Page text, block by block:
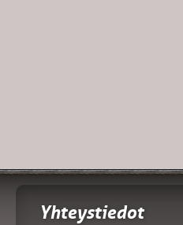
Yhteystiedot